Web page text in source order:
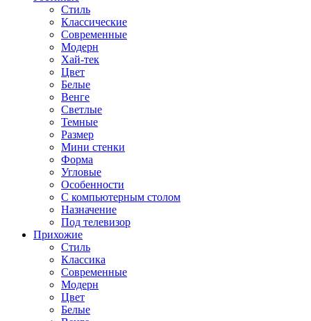
Стиль
Классические
Современные
Модерн
Хай-тек
Цвет
Белые
Венге
Светлые
Темные
Размер
Мини стенки
Форма
Угловые
Особенности
С компьютерным столом
Назначение
Под телевизор
Прихожие
Стиль
Классика
Современные
Модерн
Цвет
Белые